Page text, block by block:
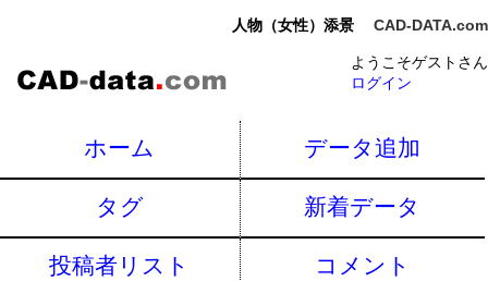
人物（女性）添景 CAD-DATA.com
ようこそゲストさん
ログイン
ホーム データ追加
タグ 新着データ
投稿者リスト コメント